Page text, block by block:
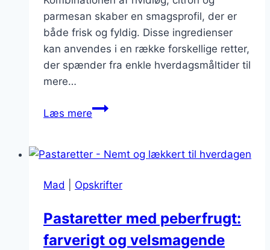
parmesan skaber en smagsprofil, der er
både frisk og fyldig. Disse ingredienser
kan anvendes i en række forskellige retter,
der spænder fra enkle hverdagsmåltider til
mere…
Læs mereKlassiske
hvidløg,
og
Mad Opskrifter
Pastaretter med peberfrugt:
farverigt og velsmagende